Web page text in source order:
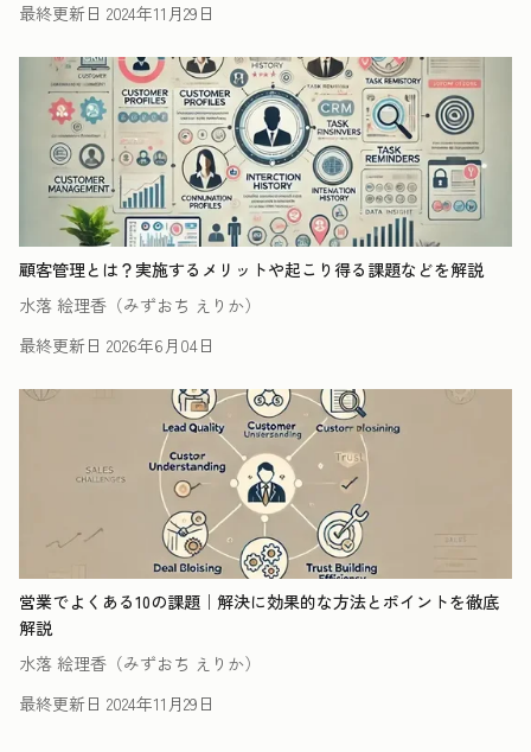
最終更新日 2024年11月29日
顧客管理とは？実施するメリットや起こり得る課題などを解説
水落 絵理香（みずおち えりか）
最終更新日 2026年6月04日
営業でよくある10の課題｜解決に効果的な方法とポイントを徹底
解説
水落 絵理香（みずおち えりか）
最終更新日 2024年11月29日